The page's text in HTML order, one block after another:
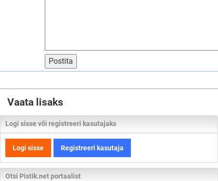
Postita
Vaata lisaks
Logi sisse või registreeri kasutajaks
Logi sisse Registreeri kasutaja
Otsi Pistik.net portaalist